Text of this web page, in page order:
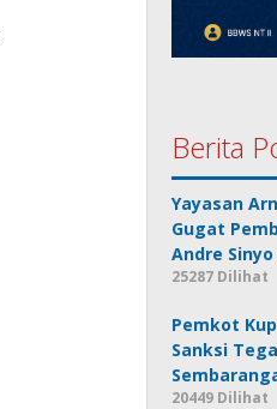
Berita
Yayasan
Gugat
Andre
25287 Dilihat
Pemkot
Sanksi
20449 Dilihat